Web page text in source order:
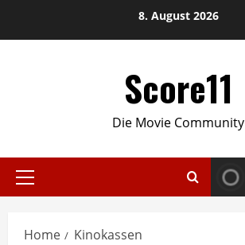
8. August 2026
Score11
Die Movie Community
Primary
Home Kinokassen